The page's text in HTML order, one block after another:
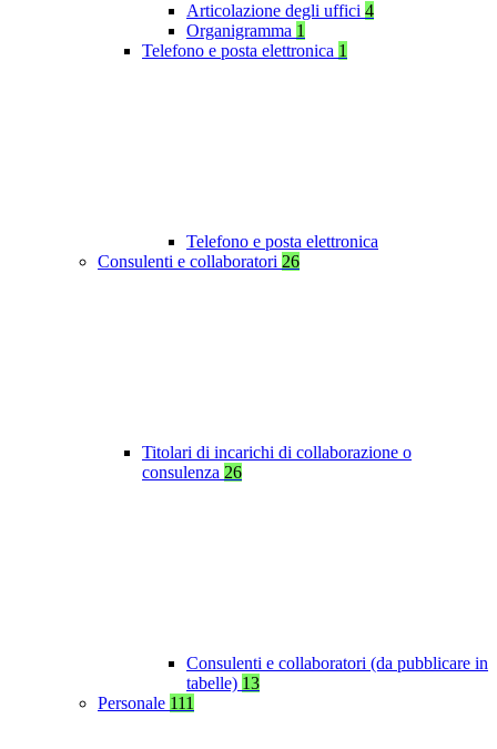
Articolazione degli uffici 4
Organigramma 1
Telefono e posta elettronica 1
Telefono e posta elettronica
Consulenti e collaboratori 26
Titolari di incarichi di collaborazione o
consulenza 26
Consulenti e collaboratori (da pubblicare in
tabelle) 13
Personale 111